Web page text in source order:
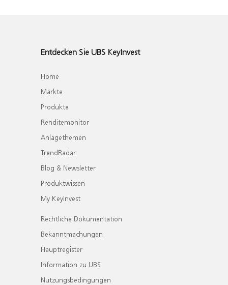
Entdecken Sie UBS KeyInvest
Home
Märkte
Produkte
Renditemonitor
Anlagethemen
TrendRadar
Blog & Newsletter
Produktwissen
My KeyInvest
Rechtliche Dokumentation
Bekanntmachungen
Hauptregister
Information zu UBS
Nutzungsbedingungen